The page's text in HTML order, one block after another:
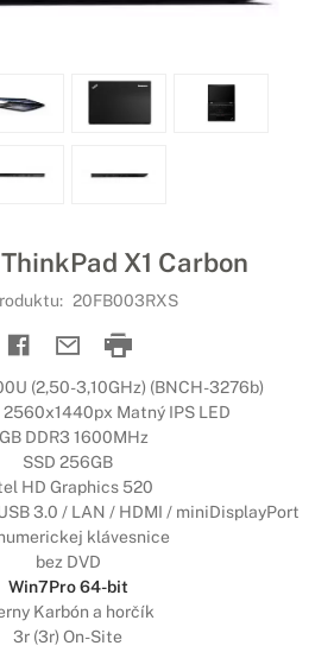
X1 Carbon
20FB003RXS
(2,50-3,10GHz) (BNCH-3276b)
2560x1440px Matný IPS LED
DDR3 1600MHz
SSD 256GB
HD Graphics 520
3.0 / LAN / HDMI / miniDisplayPort
klávesnice
bez DVD
Win7Pro 64-bit
Karbón a horčík
3r (3r) On-Site